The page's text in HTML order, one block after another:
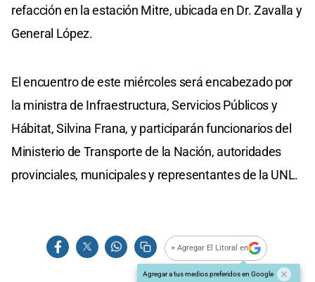
refacción en la estación Mitre, ubicada en Dr. Zavalla y
General López.
El encuentro de este miércoles será encabezado por
la ministra de Infraestructura, Servicios Públicos y
Hábitat, Silvina Frana, y participarán funcionarios del
Ministerio de Transporte de la Nación, autoridades
provinciales, municipales y representantes de la UNL.
+ Agregar El Litoral en
Agregar a tus medios preferidos en Google